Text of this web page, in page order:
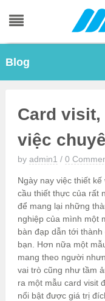
Blog
Card
việc
by admin1 / 0
Ngày nay việc thiết
cầu thiết thực của rất
để mang lại những
nghiệp của mình một
bàn đạp dẫn tới
bạn. Hơn nữa một
mang theo người
vai trò cũng như tầm
ra một mẫu card visit
nổi bật được giá trị